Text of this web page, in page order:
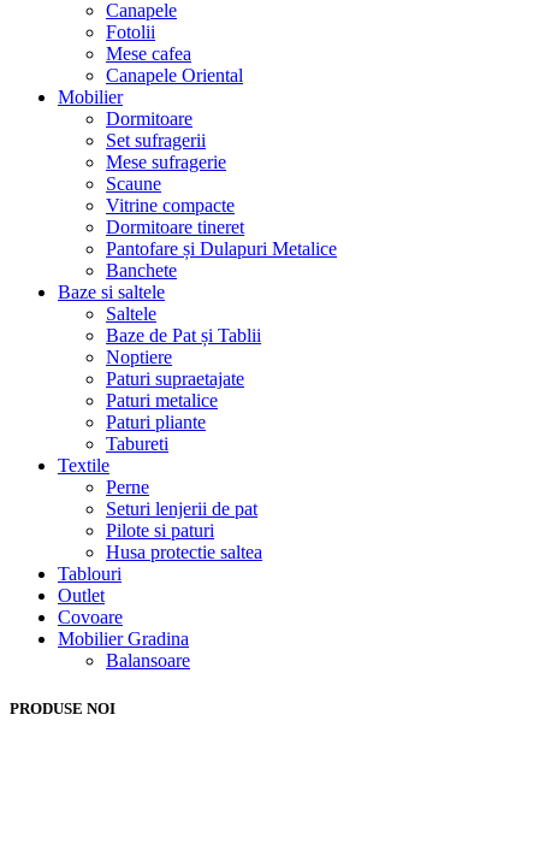
Canapele
Fotolii
Mese cafea
Canapele Oriental
Mobilier
Dormitoare
Set sufragerii
Mese sufragerie
Scaune
Vitrine compacte
Dormitoare tineret
Pantofare și Dulapuri Metalice
Banchete
Baze si saltele
Saltele
Baze de Pat și Tablii
Noptiere
Paturi supraetajate
Paturi metalice
Paturi pliante
Tabureti
Textile
Perne
Seturi lenjerii de pat
Pilote si paturi
Husa protectie saltea
Tablouri
Outlet
Covoare
Mobilier Gradina
Balansoare
PRODUSE NOI